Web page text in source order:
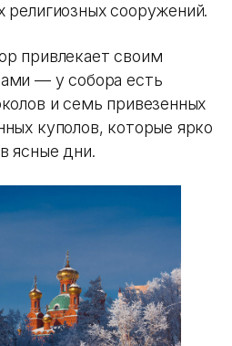
религиозных сооружений.
привлекает своим
— у собора есть
и семь привезенных
куполов, которые ярко
ясные дни.